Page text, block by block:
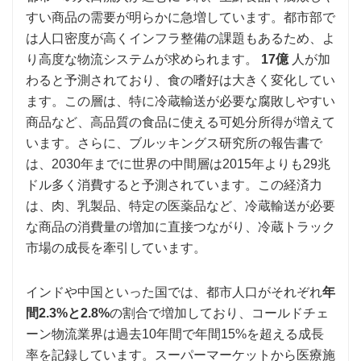
すい商品の需要が明らかに急増しています。都市部で
は人口密度が高くインフラ整備の課題もあるため、よ
り高度な物流システムが求められます。 17億 人が加
わると予測されており、食の嗜好は大きく変化してい
ます。この層は、特に冷蔵輸送が必要な腐敗しやすい
商品など、高品質の食品に使える可処分所得が増えて
います。さらに、ブルッキングス研究所の報告書で
は、2030年までに世界の中間層は2015年よりも29兆
ドル多く消費すると予測されています。この経済力
は、肉、乳製品、特定の医薬品など、冷蔵輸送が必要
な商品の消費量の増加に直接つながり、冷蔵トラック
市場の成長を牽引しています。
インドや中国といった国では、都市人口がそれぞれ年
間2.3%と2.8%の割合で増加しており、コールドチェ
ーン物流業界は過去10年間で年間15%を超える成長
率を記録しています。スーパーマーケットから医療施